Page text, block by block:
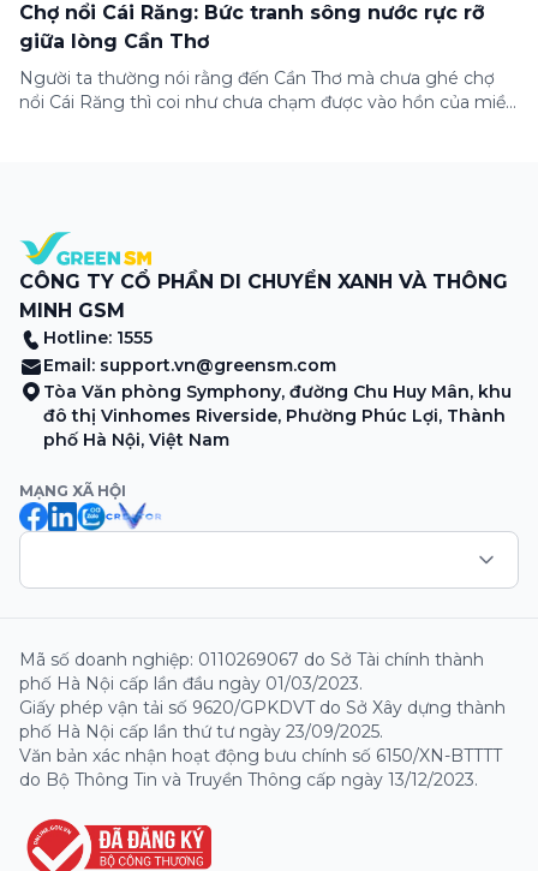
Chợ nổi Cái Răng: Bức tranh sông nước rực rỡ
giữa lòng Cần Thơ
Người ta thường nói rằng đến Cần Thơ mà chưa ghé chợ
nổi Cái Răng thì coi như chưa chạm được vào hồn của miền
CÔNG TY CỔ PHẦN DI CHUYỂN XANH VÀ THÔNG
MINH GSM
Hotline: 1555
Email: support.vn@greensm.com
Tòa Văn phòng Symphony, đường Chu Huy Mân, khu
đô thị Vinhomes Riverside, Phường Phúc Lợi, Thành
phố Hà Nội, Việt Nam
MẠNG XÃ HỘI
Mã số doanh nghiệp: 0110269067 do Sở Tài chính thành
phố Hà Nội cấp lần đầu ngày 01/03/2023.
Giấy phép vận tải số 9620/GPKDVT do Sở Xây dựng thành
phố Hà Nội cấp lần thứ tư ngày 23/09/2025.
Văn bản xác nhận hoạt động bưu chính số 6150/XN-BTTTT
do Bộ Thông Tin và Truyền Thông cấp ngày 13/12/2023.